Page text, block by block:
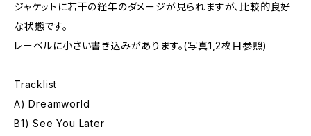
ジャケットに若干の経年のダメージが見られますが、比較的良好
な状態です。
レーベルに小さい書き込みがあります。(写真1,2枚目参照)
Tracklist
A) Dreamworld
B1) See You Later